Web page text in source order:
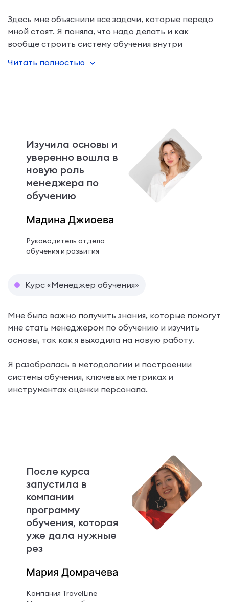
Здесь мне объяснили все задачи, которые передо
мной стоят. Я поняла, что надо делать и как
вообще строить систему обучения внутри
оправдались.
Читать полностью
Изучила основы и
уверенно вошла в
новую роль
менеджера по
обучению
Мадина Джиоева
Руководитель отдела
обучения и развития
Курс «Менеджер обучения»
Мне было важно получить знания, которые помогут
мне стать менеджером по обучению и изучить
основы, так как я выходила на новую работу.
Я разобралась в методологии и построении
системы обучения, ключевых метриках и
инструментах оценки персонала.
После курса
запустила в
компании
программу
обучения, которая
уже дала нужные
рез
Мария Домрачева
Компания TravelLine